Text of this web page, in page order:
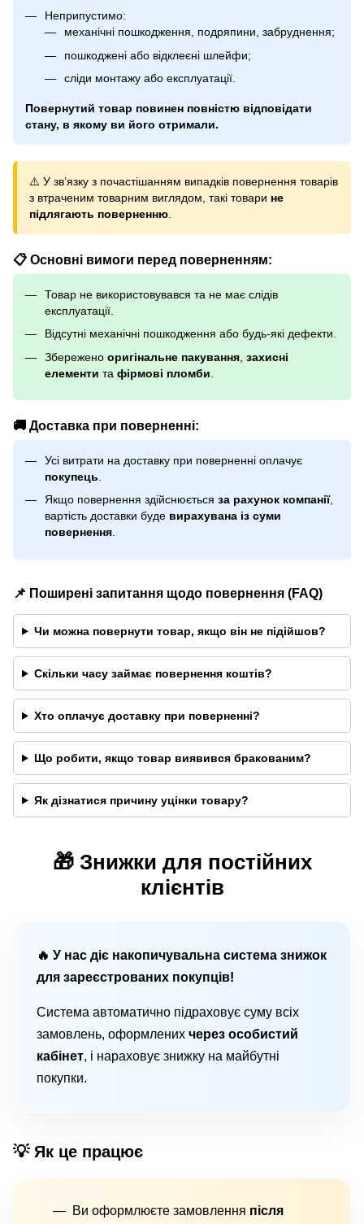
Неприпустимо:
механічні пошкодження, подряпини, забруднення;
пошкоджені або відклеєні шлейфи;
сліди монтажу або експлуатації.
Повернутий товар повинен повністю відповідати
стану, в якому ви його отримали.
⚠️ У зв’язку з почастішанням випадків повернення товарів
з втраченим товарним виглядом, такі товари не
підлягають поверненню
📋 Основні вимоги перед поверненням:
Товар не використовувався та не має слідів
експлуатації.
Відсутні механічні пошкодження або будь-які дефекти.
Збережено оригінальне пакування захисні
елементи та фірмові пломби
🚚 Доставка при поверненні:
Усі витрати на доставку при поверненні оплачує
покупець
Якщо повернення здійснюється за рахунок компанії,
вартість доставки буде вирахувана із суми
повернення.
📌 Поширені запитання щодо повернення (FAQ)
Чи можна повернути товар, якщо він не підійшов?
Скільки часу займає повернення коштів?
Хто оплачує доставку при поверненні?
Що робити, якщо товар виявився бракованим?
Як дізнатися причину уцінки товару?
🎁 Знижки для постійних
клієнтів
🔥 У нас діє накопичувальна система знижок
для зареєстрованих покупців!
Система автоматично підраховує суму всіх
замовлень, оформлених через особистий
кабінет, і нараховує знижку на майбутні
покупки.
💡 Як це працює
Ви оформлюєте замовлення після